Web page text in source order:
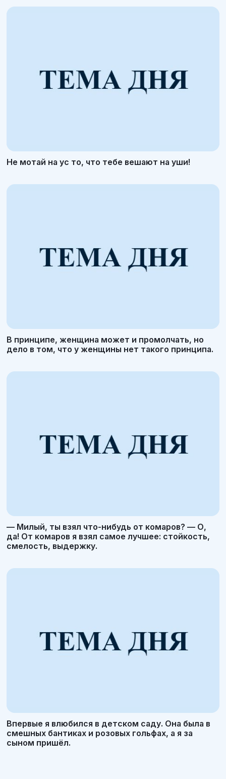
Не мотай на ус то, что тебе вешают на уши!
В принципе, женщина может и промолчать, но
дело в том, что у женщины нет такого принципа.
— Милый, ты взял что-нибудь от комаров? — О,
да! От комаров я взял самое лучшее: стойкость,
смелость, выдержку.
Впервые я влюбился в детском саду. Она была в
смешных бантиках и розовых гольфах, а я за
сыном пришёл.